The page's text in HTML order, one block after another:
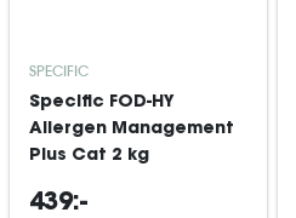
SPECIFIC
Specific FOD-HY
Allergen Management
Plus Cat 2 kg
439:-